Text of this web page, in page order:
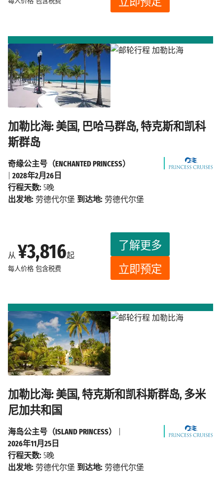
加勒比海: 美国, 巴哈马群岛, 特克斯和凯科
斯群岛
从 ¥3,816起
每人价格 包含税费
了解更多
立即预定
奇缘公主号（ENCHANTED PRINCESS）
2028年2月26日
行程天数: 5晚
出发地: 劳德代尔堡 到达地: 劳德代尔堡
加勒比海: 美国, 特克斯和凯科斯群岛, 多米
尼加共和国
海岛公主号（ISLAND PRINCESS）
2026年11月25日
行程天数: 5晚
出发地: 劳德代尔堡 到达地: 劳德代尔堡